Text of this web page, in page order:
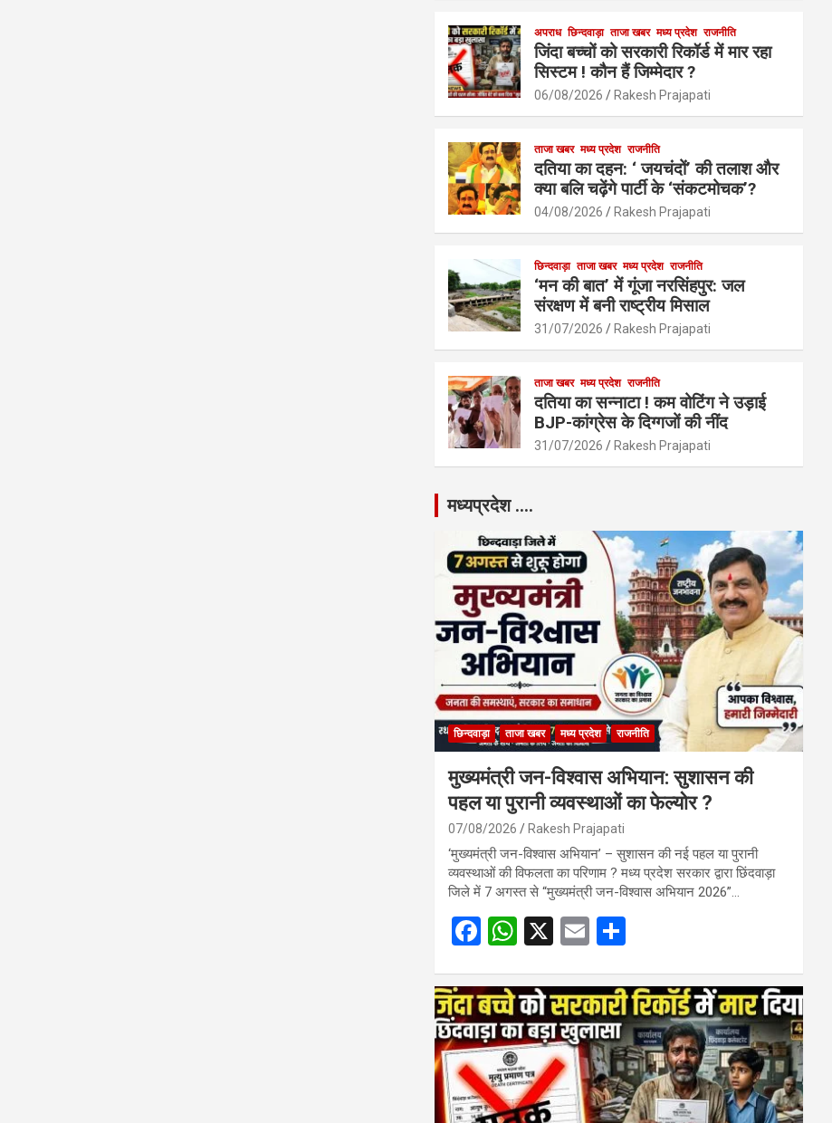
b
o
o
s
A
p
e
अपराध छिन्दवाड़ा ताजा खबर मध्य प्रदेश राजनीति
जिंदा बच्चों को सरकारी रिकॉर्ड में मार रहा
सिस्टम ! कौन हैं जिम्मेदार ?
06/08/2026 Rakesh Prajapati
ताजा खबर मध्य प्रदेश राजनीति
दतिया का दहन: ‘ जयचंदों’ की तलाश और
क्या बलि चढ़ेंगे पार्टी के ‘संकटमोचक’?
04/08/2026 Rakesh Prajapati
छिन्दवाड़ा ताजा खबर मध्य प्रदेश राजनीति
‘मन की बात’ में गूंजा नरसिंहपुर: जल
संरक्षण में बनी राष्ट्रीय मिसाल
31/07/2026 Rakesh Prajapati
ताजा खबर मध्य प्रदेश राजनीति
दतिया का सन्नाटा ! कम वोटिंग ने उड़ाई
BJP-कांग्रेस के दिग्गजों की नींद
31/07/2026 Rakesh Prajapati
मध्यप्रदेश ….
छिन्दवाड़ा ताजा खबर मध्य प्रदेश राजनीति
मुख्यमंत्री जन-विश्वास अभियान: सुशासन की
पहल या पुरानी व्यवस्थाओं का फेल्योर ?
07/08/2026 Rakesh Prajapati
‘मुख्यमंत्री जन-विश्वास अभियान’ – सुशासन की नई पहल या पुरानी
व्यवस्थाओं की विफलता का परिणाम ? मध्य प्रदेश सरकार द्वारा छिंदवाड़ा
जिले में 7 अगस्त से “मुख्यमंत्री जन-विश्वास अभियान 2026”…
F
ce
b
o
o
k
W
at
s
A
p
p
X
E
ail ar
e